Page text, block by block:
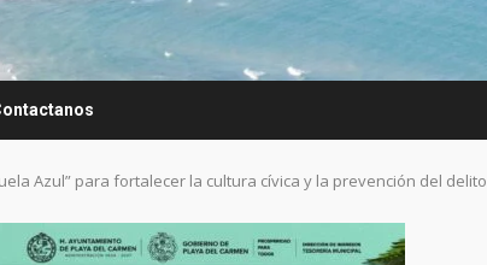
Azul” para fortalecer la cultura cívica y la prevención del delito